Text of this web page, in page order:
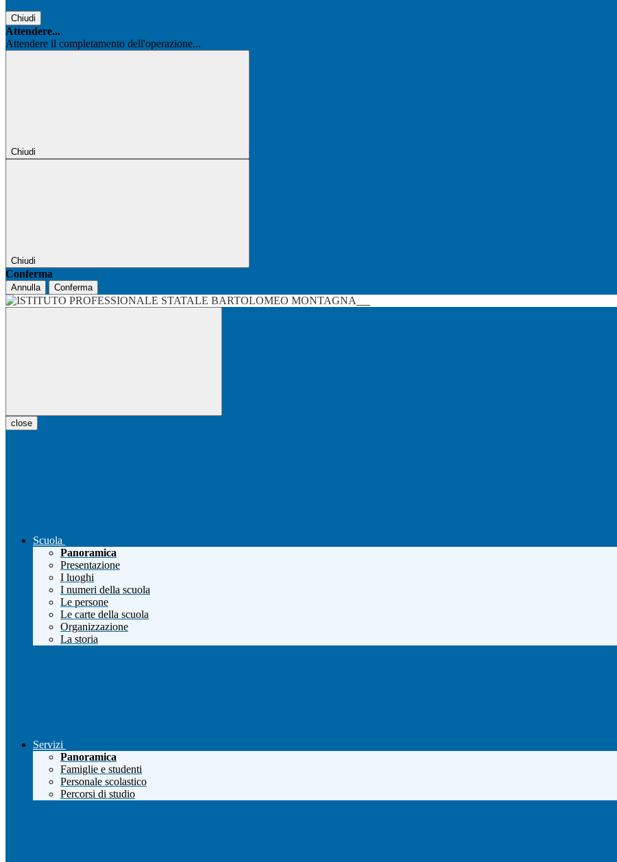
Chiudi
Attendere...
Attendere il completamento dell'operazione...
Chiudi
Chiudi
Conferma
Annulla Conferma
close
Scuola
Panoramica
Presentazione
I luoghi
I numeri della scuola
Le persone
Le carte della scuola
Organizzazione
La storia
Servizi
Panoramica
Famiglie e studenti
Personale scolastico
Percorsi di studio